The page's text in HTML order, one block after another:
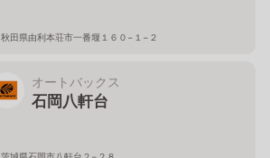
秋田県由利本荘市一番堰１６０−１−２
オートバックス
石岡八軒台